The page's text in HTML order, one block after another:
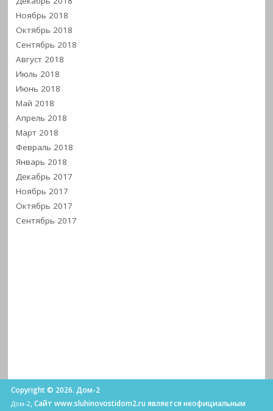
Ноябрь 2018
Октябрь 2018
Сентябрь 2018
Август 2018
Июль 2018
Июнь 2018
Май 2018
Апрель 2018
Март 2018
Февраль 2018
Январь 2018
Декабрь 2017
Ноябрь 2017
Октябрь 2017
Сентябрь 2017
Copyright © 2026. Дом-2
Дом-2, Сайт www.sluhinovostidom2.ru является неофициальным